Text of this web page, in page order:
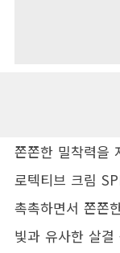
쫀쫀한 밀착력을
로텍티브 크림
촉촉하면서 쫀쫀
빛과 유사한 살